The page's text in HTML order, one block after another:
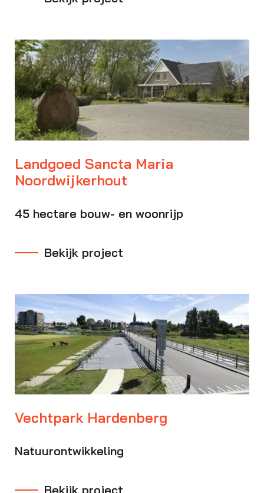
Landgoed Sancta Maria
Noordwijkerhout
45 hectare bouw- en woonrijp
Bekijk project
Vechtpark Hardenberg
Natuurontwikkeling
Bekijk project